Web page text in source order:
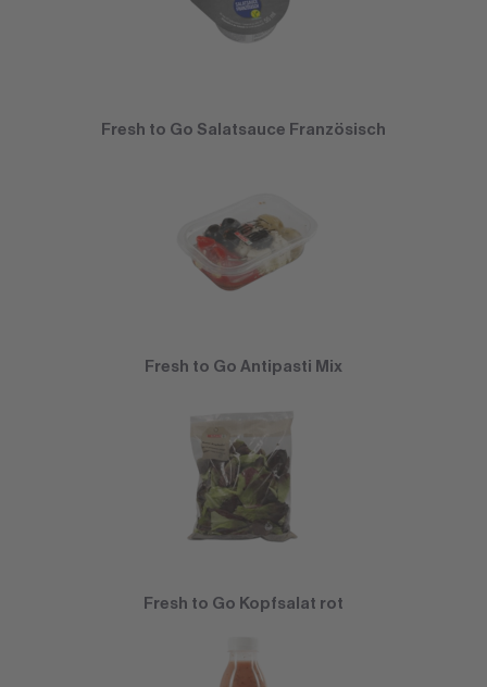
Fresh to Go Salatsauce Französisch
Fresh to Go Antipasti Mix
Fresh to Go Kopfsalat rot